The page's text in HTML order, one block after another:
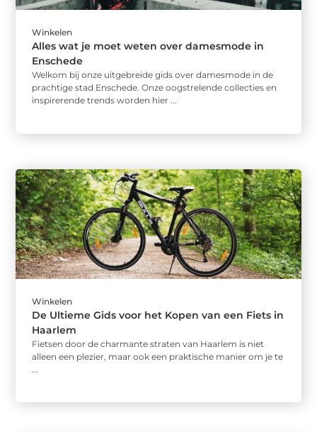
Winkelen
Alles wat je moet weten over damesmode in
Enschede
Welkom bij onze uitgebreide gids over damesmode in de
prachtige stad Enschede. Onze oogstrelende collecties en
inspirerende trends worden hier ...
Winkelen
De Ultieme Gids voor het Kopen van een Fiets in
Haarlem
Fietsen door de charmante straten van Haarlem is niet
alleen een plezier, maar ook een praktische manier om je te